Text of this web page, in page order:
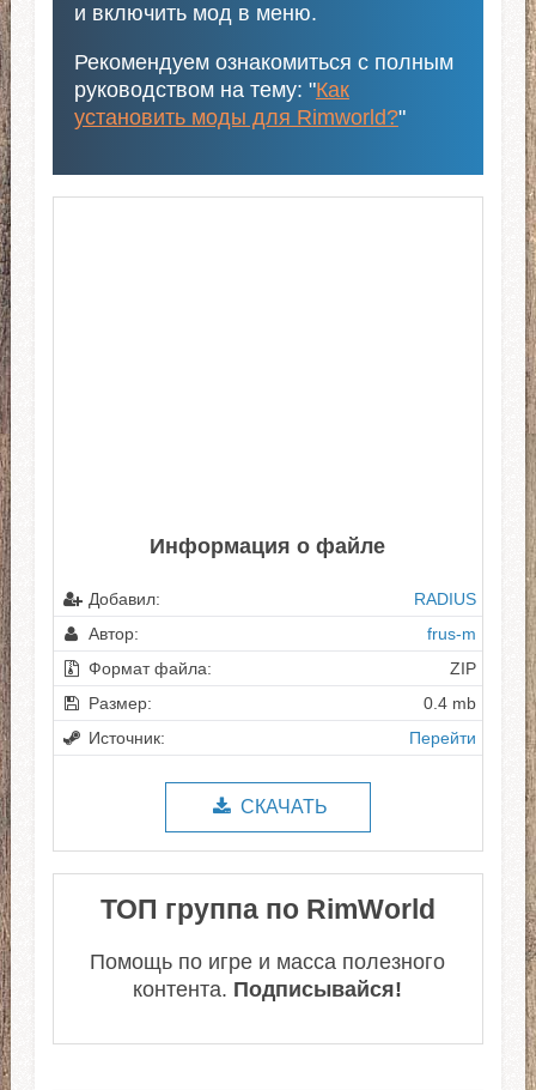
и включить мод в меню.
Рекомендуем ознакомиться с полным
руководством на тему: "Как
установить моды для Rimworld?"
Информация о файле
Добавил:
RADIUS
Автор:
frus-m
Формат файла:
ZIP
Размер:
0.4 mb
Источник:
Перейти
СКАЧАТЬ
ТОП группа по RimWorld
Помощь по игре и масса полезного
контента. Подписывайся!